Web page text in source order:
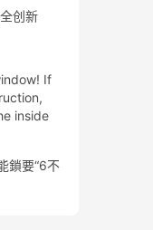
创新
If
inside
鎖要“6不